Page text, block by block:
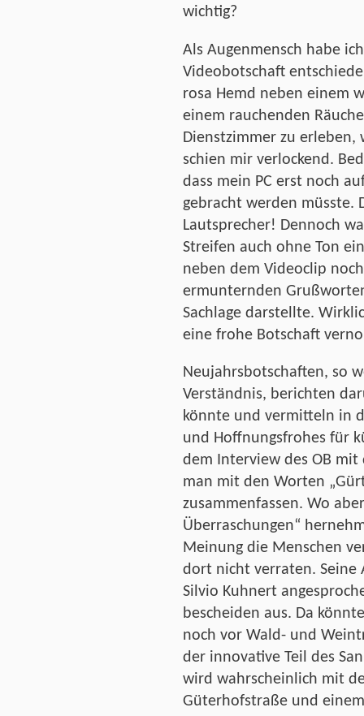
wichtig?
Als Augenmensch habe
Videobotschaft
rosa Hemd neben einem
einem rauchenden
Dienstzimmer zu
schien mir verlockend.
dass mein PC erst noch
gebracht werden müsste.
Lautsprecher! Dennoch
Streifen auch ohne Ton
neben dem Videoclip
ermunternden
Sachlage darstellte.
eine frohe Botschaft
Neujahrsbotschaften, so
Verständnis, berichten
könnte und vermitteln in
und Hoffnungsfrohes für
dem Interview des OB mit
man mit den Worten
zusammenfassen. Wo
Überraschungen“
Meinung die Menschen
dort nicht verraten.
Silvio Kuhnert
bescheiden aus. Da
noch vor Wald- und
der innovative Teil des
wird wahrscheinlich mit
Güterhofstraße und